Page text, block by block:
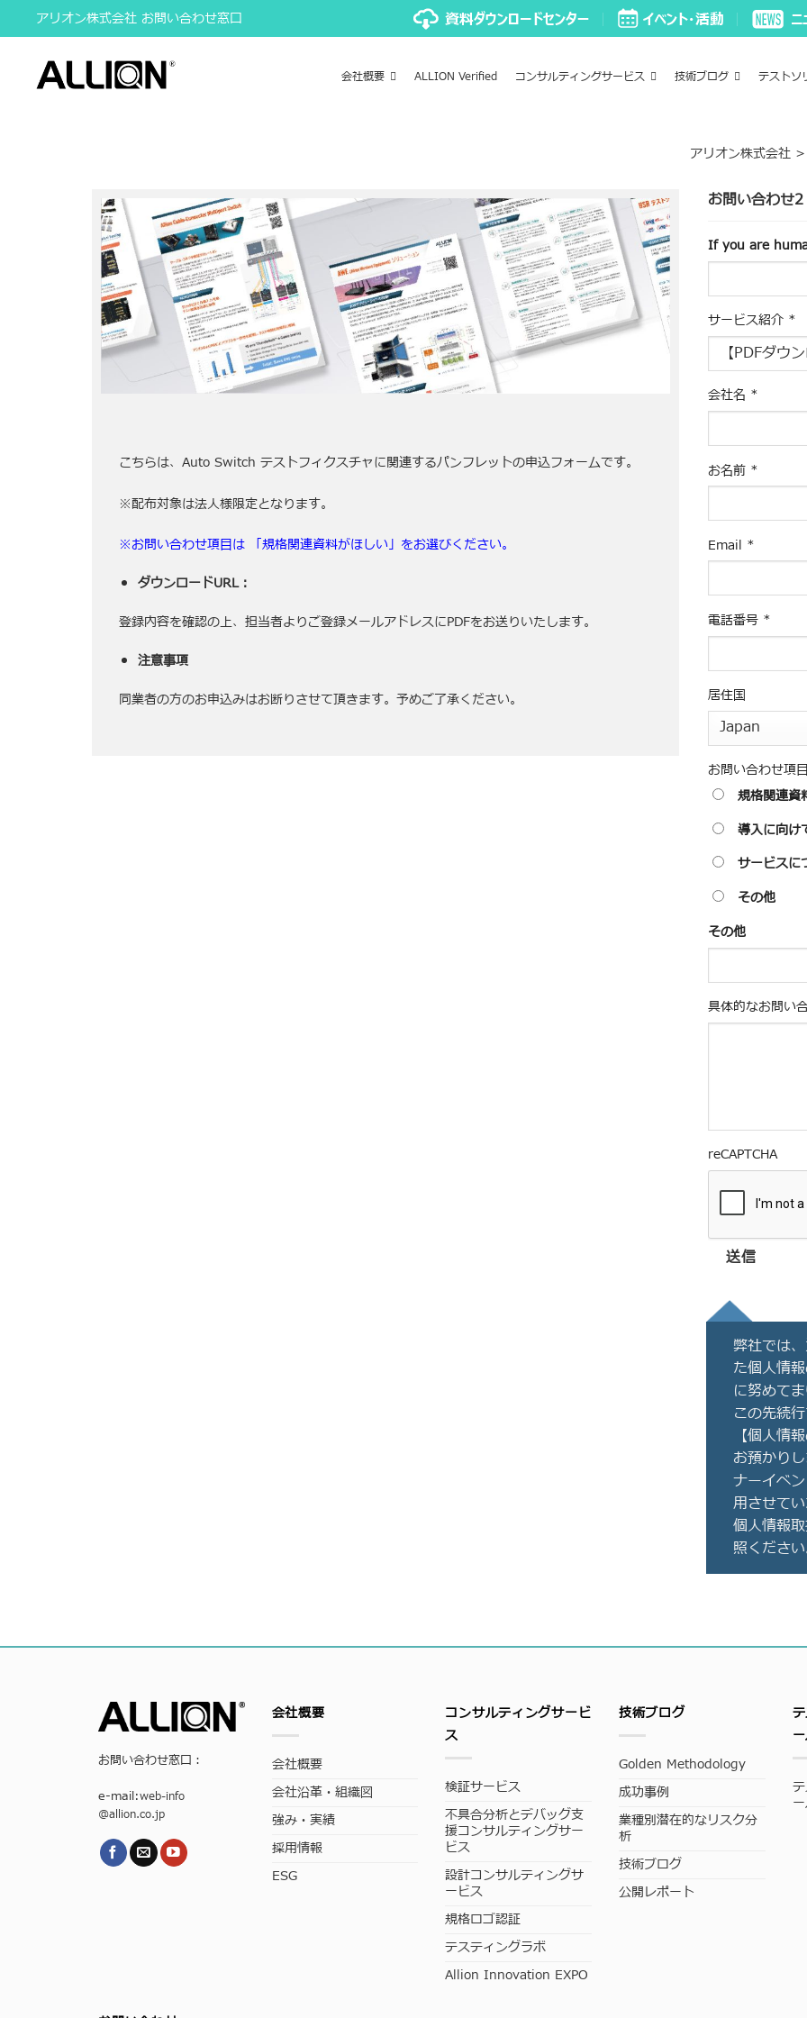
to
content
アリオン株式会社 お問い合わせ窓口
会社概要 ALLION Verified コンサルティングサービス 技術ブログ テストソ
アリオン株式会社>
こちらは、Auto Switch テストフィクスチャに関連するパンフレットの申込フォームです。
※配布対象は法人様限定となります。
※お問い合わせ項目は 「規格関連資料がほしい」をお選びください。
ダウンロードURL：
登録内容を確認の上、担当者よりご登録メールアドレスにPDFをお送りいたします。
注意事項
同業者の方のお申込みはお断りさせて頂きます。予めご了承ください。
お問い合わせ2
If you are
サービス紹介 *
会社名 *
お名前 *
Email *
電話番号 *
居住国
お問い合わせ項目
規格関連資
導入に向け
サービスに
その他
その他
具体的なお問い
reCAPTCHA
送信
弊社では
た個人情
に努めてま
この先続
【個人情
お預かり
ナーイベ
用させてい
個人情報
照ください
お問い合わせ窓口：
e-mail:web-info
@allion.co.jp
会社概要
会社概要
会社沿革・組織図
強み・実績
採用情報
ESG
コンサルティングサービ
ス
検証サービス
不具合分析とデバッグ支
援コンサルティングサー
ビス
設計コンサルティングサ
ービス
規格ロゴ認証
テスティングラボ
Allion Innovation EXPO
技術ブログ
Golden Methodology
成功事例
業種別潜在的なリスク分
析
技術ブログ
公開レポート